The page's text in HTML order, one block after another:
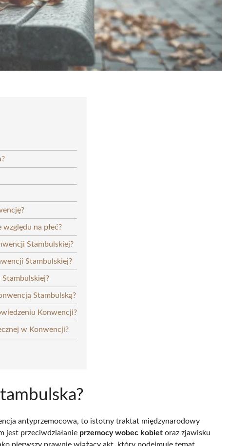
na płeć?
Stambulskiej?
Stambulskiej?
Stambulską?
Konwencji?
w Konwencji?
antyprzemocowa, to istotny traktat międzynarodowy
jest przeciwdziałanie przemocy wobec kobiet oraz zjawisku